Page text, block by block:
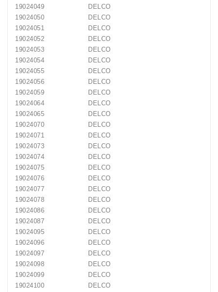
19024049
DELCO
19024050
DELCO
19024051
DELCO
19024052
DELCO
19024053
DELCO
19024054
DELCO
19024055
DELCO
19024056
DELCO
19024059
DELCO
19024064
DELCO
19024065
DELCO
19024070
DELCO
19024071
DELCO
19024073
DELCO
19024074
DELCO
19024075
DELCO
19024076
DELCO
19024077
DELCO
19024078
DELCO
19024086
DELCO
19024087
DELCO
19024095
DELCO
19024096
DELCO
19024097
DELCO
19024098
DELCO
19024099
DELCO
19024100
DELCO